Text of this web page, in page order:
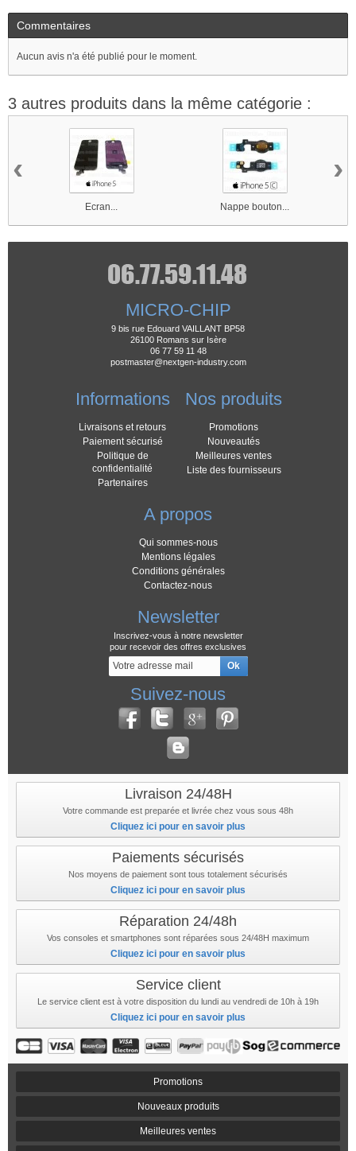
Commentaires
Aucun avis n'a été publié pour le moment.
3 autres produits dans la même catégorie :
Ecran... Nappe bouton...
‹ ›
MICRO-CHIP
9 bis rue Edouard VAILLANT BP58
26100 Romans sur Isère
06 77 59 11 48
postmaster@nextgen-industry.com
Informations
Livraisons et retours
Paiement sécurisé
Politique de
confidentialité
Partenaires
Nos produits
Promotions
Nouveautés
Meilleures ventes
Liste des fournisseurs
A propos
Qui sommes-nous
Mentions légales
Conditions générales
Contactez-nous
Newsletter
Inscrivez-vous à notre newsletter
pour recevoir des offres exclusives
Suivez-nous
Livraison 24/48H
Votre commande est preparée et livrée chez vous sous 48h
Cliquez ici pour en savoir plus
Paiements sécurisés
Nos moyens de paiement sont tous totalement sécurisés
Cliquez ici pour en savoir plus
Réparation 24/48h
Vos consoles et smartphones sont réparées sous 24/48H maximum
Cliquez ici pour en savoir plus
Service client
Le service client est à votre disposition du lundi au vendredi de 10h à 19h
Cliquez ici pour en savoir plus
Promotions
Nouveaux produits
Meilleures ventes